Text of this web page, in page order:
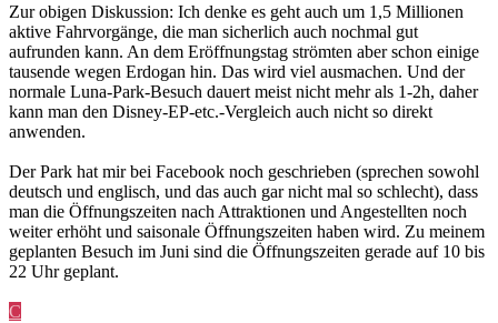
Zur obigen Diskussion: Ich denke es geht auch um 1,5 Millionen
aktive Fahrvorgänge, die man sicherlich auch nochmal gut
aufrunden kann. An dem Eröffnungstag strömten aber schon einige
tausende wegen Erdogan hin. Das wird viel ausmachen. Und der
normale Luna-Park-Besuch dauert meist nicht mehr als 1-2h, daher
kann man den Disney-EP-etc.-Vergleich auch nicht so direkt
anwenden.
Der Park hat mir bei Facebook noch geschrieben (sprechen sowohl
deutsch und englisch, und das auch gar nicht mal so schlecht), dass
man die Öffnungszeiten nach Attraktionen und Angestellten noch
weiter erhöht und saisonale Öffnungszeiten haben wird. Zu meinem
geplanten Besuch im Juni sind die Öffnungszeiten gerade auf 10 bis
22 Uhr geplant.
C